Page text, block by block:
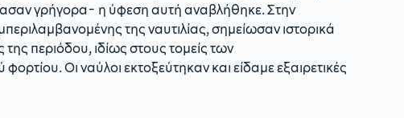
γρήγορα- η ύφεση αυτή αναβλήθηκε. Στην
της ναυτιλίας, σημείωσαν ιστορικά
περιόδου, ιδίως στους τομείς των
Οι ναύλοι εκτοξεύτηκαν και είδαμε εξαιρετικές